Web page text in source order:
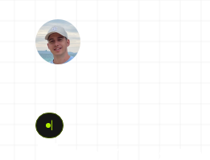
ПРОДЮСЕР